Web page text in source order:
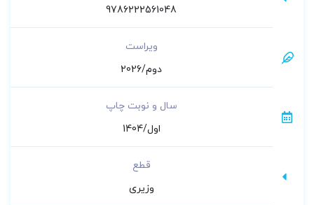
9786222561048
ویراست
دوم/2026
سال و نوبت چاپ
اول/1404
قطع
وزیری